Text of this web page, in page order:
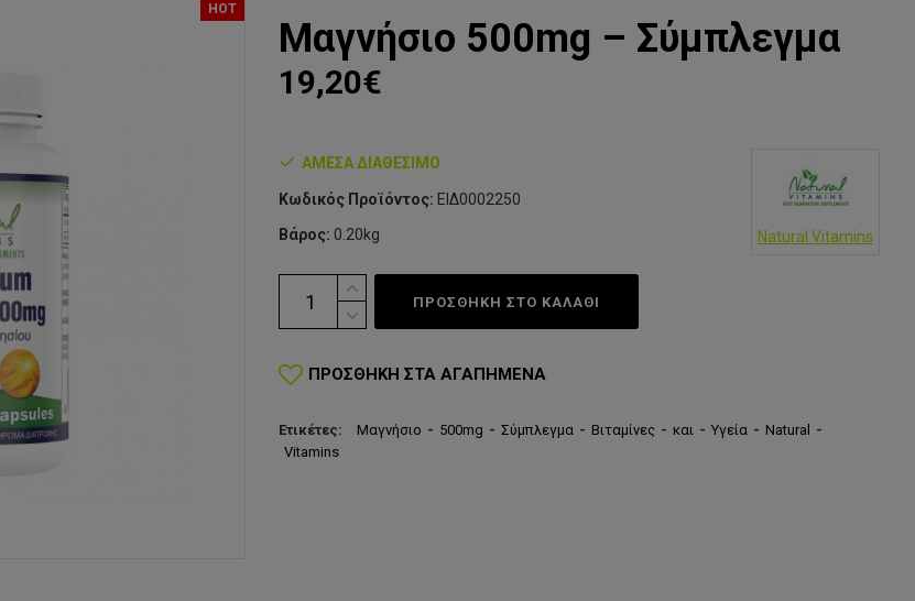
HOT
Μαγνήσιο 500mg – Σύμπλεγμα
ΆΜΕΣΑ ΔΙΑΘΈΣΙΜΟ
Κωδικός Προϊόντος: ΕΙΔ0002250
Βάρος: 0.20kg Natural Vitamins
19,20€
ΠΡΟΣΘΗΚΗ ΣΤΟ ΚΑΛΆΘΙ
ΠΡΟΣΘΉΚΗ ΣΤΑ ΑΓΑΠΗΜΈΝΑ
Ετικέτες: Μαγνήσιο - 500mg - Σύμπλεγμα - Βιταμίνες - και - Υγεία - Natural
-
Vitamins